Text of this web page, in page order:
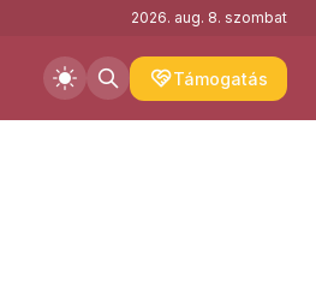
2026. aug. 8. szombat
Támogatás